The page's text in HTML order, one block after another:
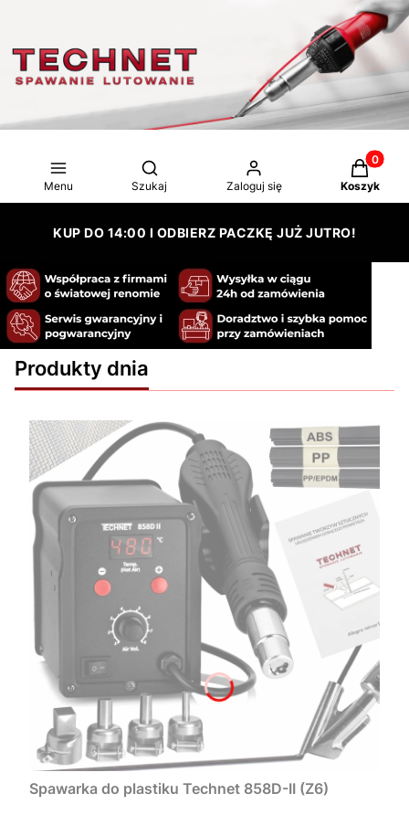
Menu
Otwórz wyszukiwarkę
Szukaj Zaloguj się Koszyk
KUP DO 14:00 I ODBIERZ PACZKĘ JUŻ JUTRO!
Produkty dnia
Spawarka do plastiku Technet 858D-II (Z6)